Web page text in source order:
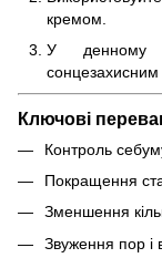
кремом.
У денному
Ключові
Контроль
Покращення
Зменшення
Звуження пор і